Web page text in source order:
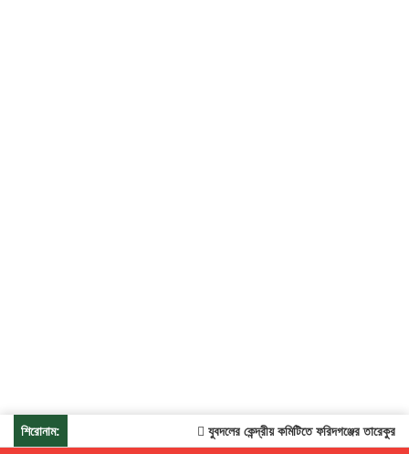
শিরোনাম: যুবদলের কেন্দ্রীয় কমিটিতে ফরিদগঞ্জের তারেকুর